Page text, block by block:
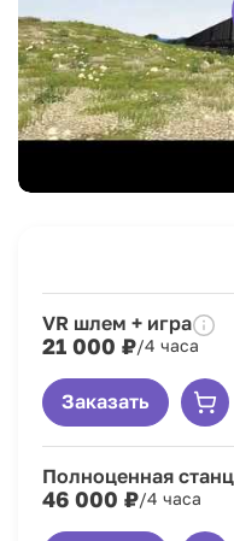
VR шлем + игра
21 000 ₽/4 часа
Заказать
Полноценная
46 000 ₽/4 часа